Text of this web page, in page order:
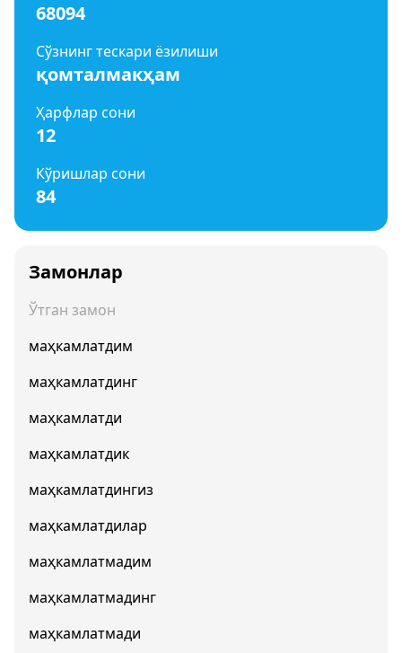
68094
Сўзнинг тескари ёзилиши
қомталмакҳам
Ҳарфлар сони
12
Кўришлар сони
84
Замонлар
Ўтган замон
маҳкамлатдим
маҳкамлатдинг
маҳкамлатди
маҳкамлатдик
маҳкамлатдингиз
маҳкамлатдилар
маҳкамлатмадим
маҳкамлатмадинг
маҳкамлатмади